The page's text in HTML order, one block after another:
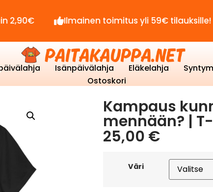
Ilmainen toimitus yli 59€ tilauksille!
Isänpäivälahja Eläkelahja
Ostoskori
Kampaus
mennään? |
25,00 €
Väri